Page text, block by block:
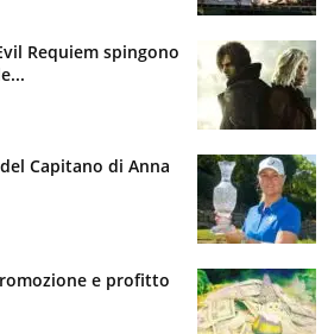
Requiem spingono
Capitano di Anna
e profitto